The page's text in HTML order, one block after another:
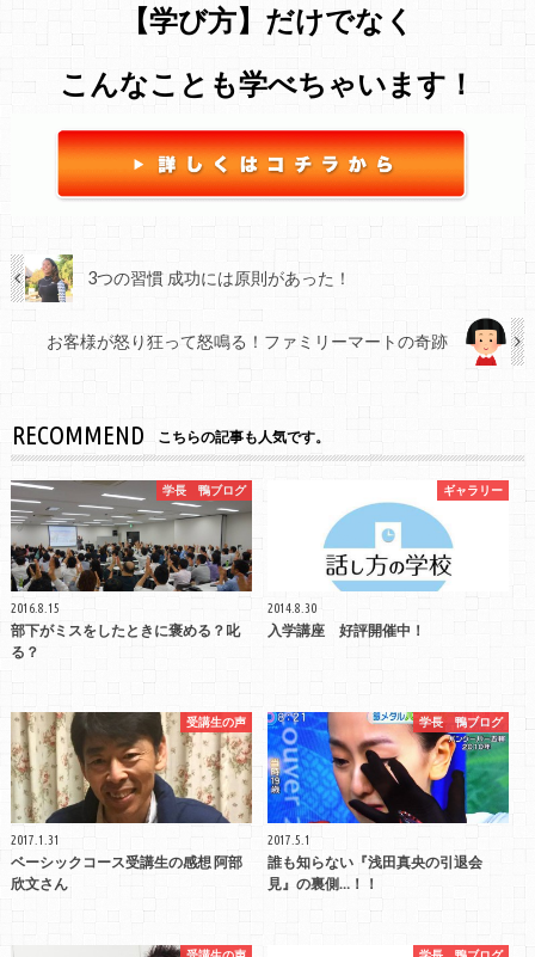
【学び方】だけでなく
こんなことも学べちゃいます！
3つの習慣 成功には原則があった！
お客様が怒り狂って怒鳴る！ファミリーマートの奇跡
RECOMMEND こちらの記事も人気です。
学長 鴨ブログ
2016.8.15
部下がミスをしたときに褒める？叱
る？
ギャラリー
2014.8.30
入学講座 好評開催中！
受講生の声
2017.1.31
ベーシックコース受講生の感想 阿部
欣文さん
学長 鴨ブログ
2017.5.1
誰も知らない『浅田真央の引退会
見』の裏側…！！